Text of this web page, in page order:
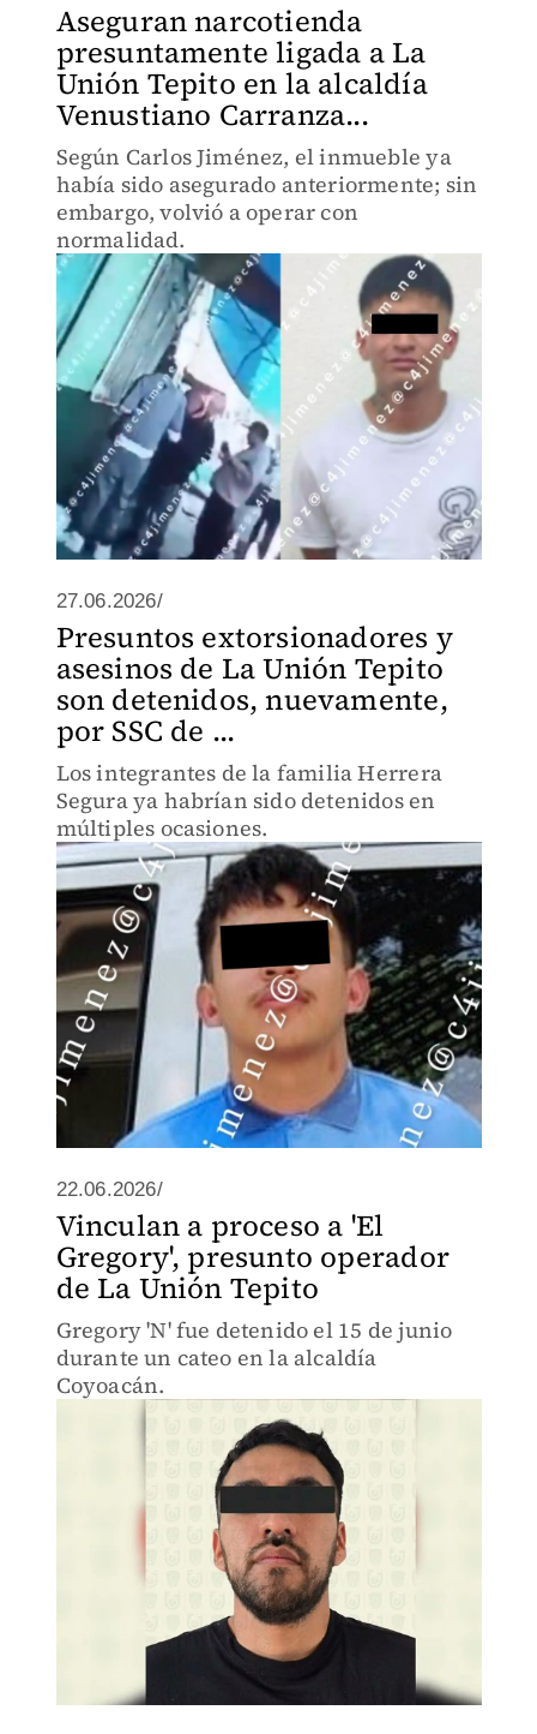
Aseguran narcotienda
presuntamente ligada a La
Unión Tepito en la alcaldía
Venustiano Carranza...
Según Carlos Jiménez, el inmueble ya
había sido asegurado anteriormente; sin
embargo, volvió a operar con
normalidad.
27.06.2026/
Presuntos extorsionadores y
asesinos de La Unión Tepito
son detenidos, nuevamente,
por SSC de ...
Los integrantes de la familia Herrera
Segura ya habrían sido detenidos en
múltiples ocasiones.
22.06.2026/
Vinculan a proceso a 'El
Gregory', presunto operador
de La Unión Tepito
Gregory 'N' fue detenido el 15 de junio
durante un cateo en la alcaldía
Coyoacán.